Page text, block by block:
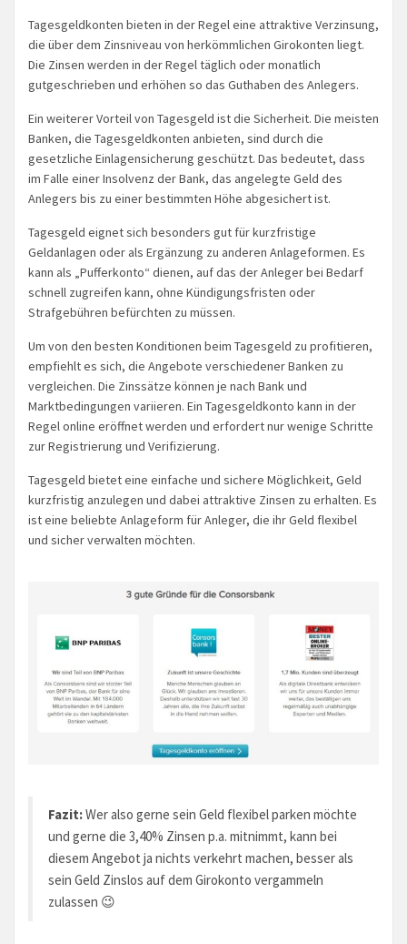
Tagesgeldkonten bieten in der Regel eine attraktive Verzinsung,
die über dem Zinsniveau von herkömmlichen Girokonten liegt.
Die Zinsen werden in der Regel täglich oder monatlich
gutgeschrieben und erhöhen so das Guthaben des Anlegers.
Ein weiterer Vorteil von Tagesgeld ist die Sicherheit. Die meisten
Banken, die Tagesgeldkonten anbieten, sind durch die
gesetzliche Einlagensicherung geschützt. Das bedeutet, dass
im Falle einer Insolvenz der Bank, das angelegte Geld des
Anlegers bis zu einer bestimmten Höhe abgesichert ist.
Tagesgeld eignet sich besonders gut für kurzfristige
Geldanlagen oder als Ergänzung zu anderen Anlageformen. Es
kann als „Pufferkonto“ dienen, auf das der Anleger bei Bedarf
schnell zugreifen kann, ohne Kündigungsfristen oder
Strafgebühren befürchten zu müssen.
Um von den besten Konditionen beim Tagesgeld zu profitieren,
empfiehlt es sich, die Angebote verschiedener Banken zu
vergleichen. Die Zinssätze können je nach Bank und
Marktbedingungen variieren. Ein Tagesgeldkonto kann in der
Regel online eröffnet werden und erfordert nur wenige Schritte
zur Registrierung und Verifizierung.
Tagesgeld bietet eine einfache und sichere Möglichkeit, Geld
kurzfristig anzulegen und dabei attraktive Zinsen zu erhalten. Es
ist eine beliebte Anlageform für Anleger, die ihr Geld flexibel
und sicher verwalten möchten.
Fazit:Wer also gerne sein Geld flexibel parken möchte
und gerne die 3,40% Zinsen p.a. mitnimmt, kann bei
diesem Angebot ja nichts verkehrt machen, besser als
sein Geld Zinslos auf dem Girokonto vergammeln
zulassen 😉